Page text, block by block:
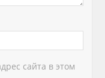
сайта в этом